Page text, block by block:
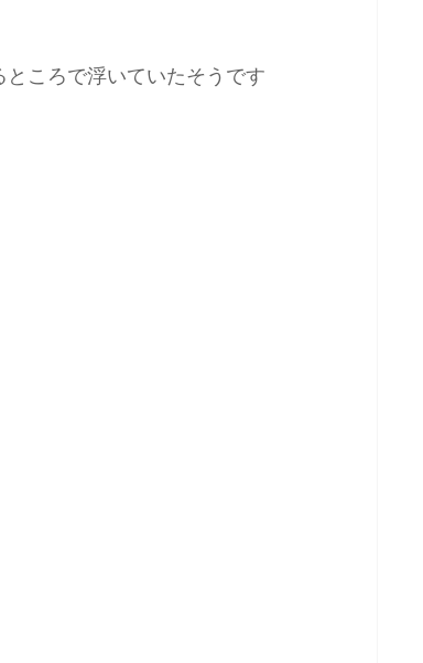
ころで浮いていたそうです